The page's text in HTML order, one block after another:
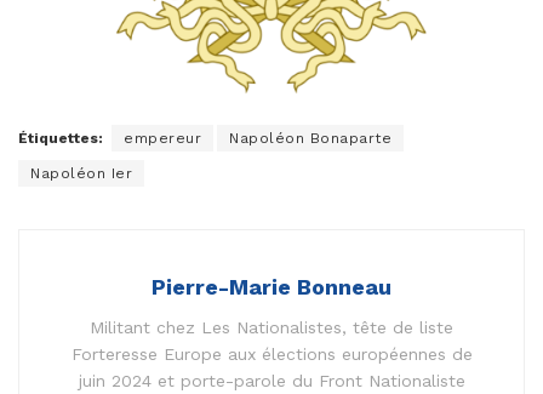
Étiquettes: empereur Napoléon Bonaparte
Napoléon Ier
Pierre-Marie Bonneau
Militant chez Les Nationalistes, tête de liste
Forteresse Europe aux élections européennes de
juin 2024 et porte-parole du Front Nationaliste